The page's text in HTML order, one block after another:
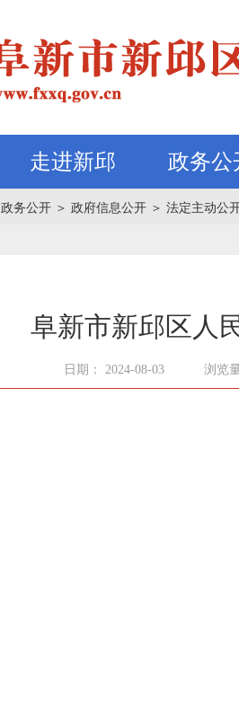
走进新邱 政务公
政务公开 ＞ 政府信息公开 ＞ 法定主动公
阜新市新邱区人
日期： 2024-08-03 浏览